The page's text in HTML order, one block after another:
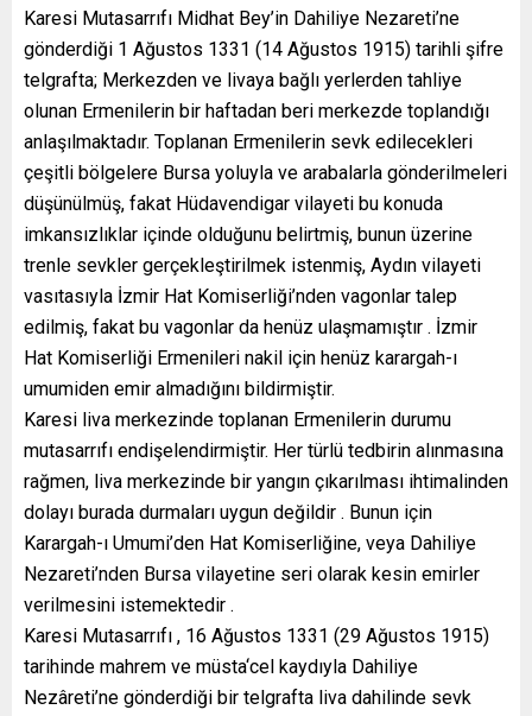
Karesi Mutasarrıfı Midhat Bey’in Dahiliye Nezareti’ne
gönderdiği 1 Ağustos 1331 (14 Ağustos 1915) tarihli şifre
telgrafta; Merkezden ve livaya bağlı yerlerden tahliye
olunan Ermenilerin bir haftadan beri merkezde toplandığı
anlaşılmaktadır. Toplanan Ermenilerin sevk edilecekleri
çeşitli bölgelere Bursa yoluyla ve arabalarla gönderilmeleri
düşünülmüş, fakat Hüdavendigar vilayeti bu konuda
imkansızlıklar içinde olduğunu belirtmiş, bunun üzerine
trenle sevkler gerçekleştirilmek istenmiş, Aydın vilayeti
vasıtasıyla İzmir Hat Komiserliği’nden vagonlar talep
edilmiş, fakat bu vagonlar da henüz ulaşmamıştır . İzmir
Hat Komiserliği Ermenileri nakil için henüz karargah-ı
umumiden emir almadığını bildirmiştir.
Karesi liva merkezinde toplanan Ermenilerin durumu
mutasarrıfı endişelendirmiştir. Her türlü tedbirin alınmasına
rağmen, liva merkezinde bir yangın çıkarılması ihtimalinden
dolayı burada durmaları uygun değildir . Bunun için
Karargah-ı Umumi’den Hat Komiserliğine, veya Dahiliye
Nezareti’nden Bursa vilayetine seri olarak kesin emirler
verilmesini istemektedir .
Karesi Mutasarrıfı , 16 Ağustos 1331 (29 Ağustos 1915)
tarihinde mahrem ve müsta‘cel kaydıyla Dahiliye
Nezâreti’ne gönderdiği bir telgrafta liva dahilinde sevk